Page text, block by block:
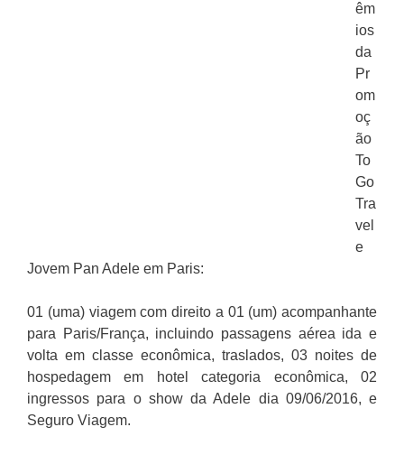
êm
ios
da
Pr
om
oç
ão
To
Go
Tra
vel
e
Jovem Pan Adele em Paris:
01 (uma) viagem com direito a 01 (um) acompanhante
para Paris/França, incluindo passagens aérea ida e
volta em classe econômica, traslados, 03 noites de
hospedagem em hotel categoria econômica, 02
ingressos para o show da Adele dia 09/06/2016, e
Seguro Viagem.